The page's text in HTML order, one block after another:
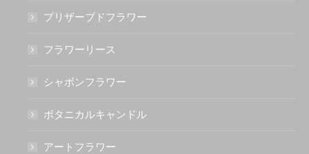
プリザーブドフラワー
フラワーリース
シャボンフラワー
ボタニカルキャンドル
アートフラワー